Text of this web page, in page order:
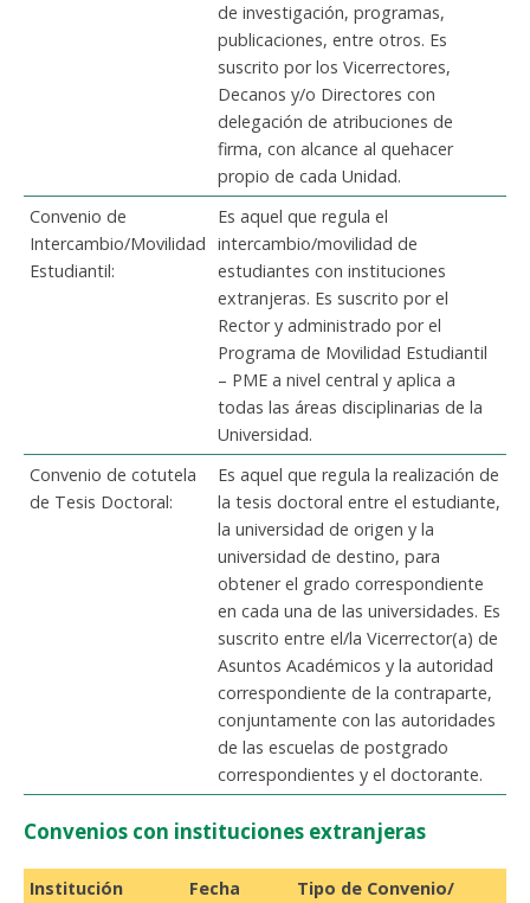
de investigación, programas,
publicaciones, entre otros. Es
suscrito por los Vicerrectores,
Decanos y/o Directores con
delegación de atribuciones de
firma, con alcance al quehacer
propio de cada Unidad.
Convenio de
Intercambio/Movilidad
Estudiantil:
Es aquel que regula el
intercambio/movilidad de
estudiantes con instituciones
extranjeras. Es suscrito por el
Rector y administrado por el
Programa de Movilidad Estudiantil
– PME a nivel central y aplica a
todas las áreas disciplinarias de la
Universidad.
Convenio de cotutela
de Tesis Doctoral:
Es aquel que regula la realización de
la tesis doctoral entre el estudiante,
la universidad de origen y la
universidad de destino, para
obtener el grado correspondiente
en cada una de las universidades. Es
suscrito entre el/la Vicerrector(a) de
Asuntos Académicos y la autoridad
correspondiente de la contraparte,
conjuntamente con las autoridades
de las escuelas de postgrado
correspondientes y el doctorante.
Convenios con instituciones extranjeras
Institución
Fecha
Tipo de Convenio/